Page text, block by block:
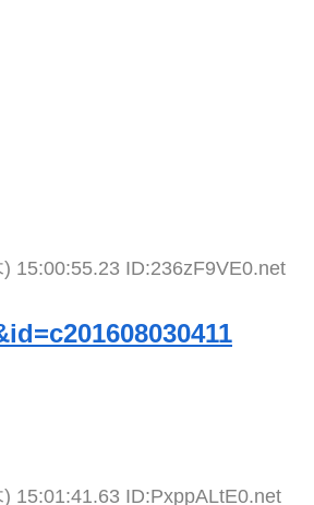
15:00:55.23 ID:236zF9VE0.net
15:01:41.63 ID:PxppALtE0.net